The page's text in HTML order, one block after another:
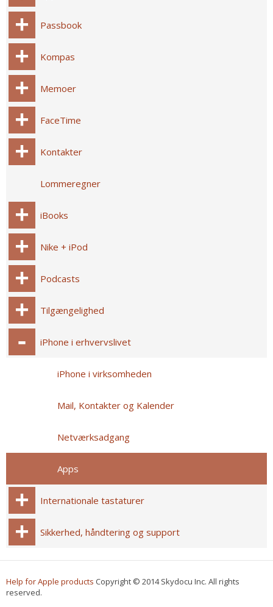
Passbook
Kompas
Memoer
FaceTime
Kontakter
Lommeregner
iBooks
Nike + iPod
Podcasts
Tilgængelighed
iPhone i erhvervslivet
iPhone i virksomheden
Mail, Kontakter og Kalender
Netværksadgang
Apps
Internationale tastaturer
Sikkerhed, håndtering og support
Help for Apple products Copyright © 2014 Skydocu Inc. All rights
reserved.